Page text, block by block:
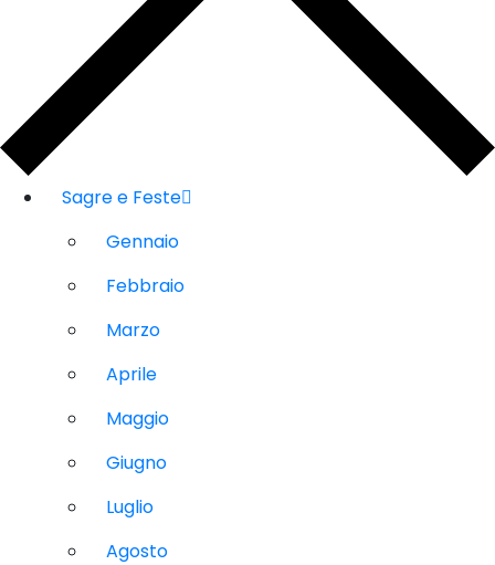
Sagre e Feste
Gennaio
Febbraio
Marzo
Aprile
Maggio
Giugno
Luglio
Agosto